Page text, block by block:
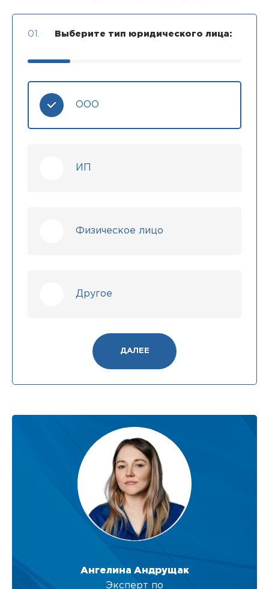
01. Выберите тип юридического лица:
ООО
ИП
Физическое лицо
Другое
ДАЛЕЕ
Ангелина Андрущак
Эксперт по